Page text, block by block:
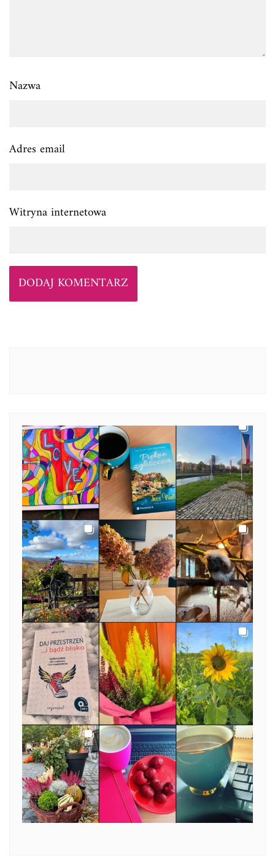
Nazwa
Adres email
Witryna internetowa